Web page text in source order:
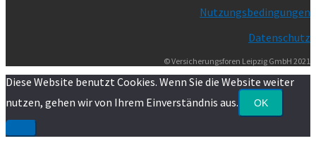
Nutzungsbedingungen
Datenschutz
© Versicherungsforen Leipzig GmbH 2021
Diese Website benutzt Cookies. Wenn Sie die Website weiter
nutzen, gehen wir von Ihrem Einverständnis aus.
OK